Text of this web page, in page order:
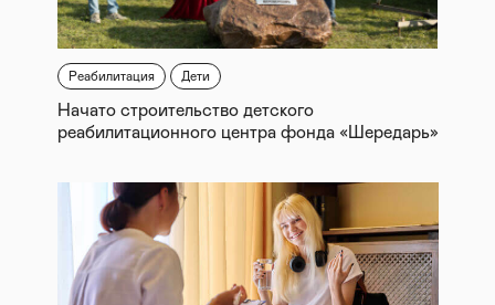
Реабилитация Дети
Начато строительство детского
реабилитационного центра фонда «Шередарь»